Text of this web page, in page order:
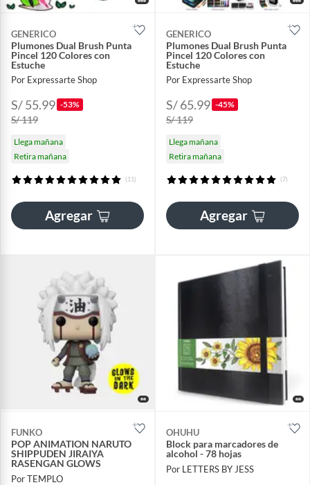
GENERICO
Plumones Dual Brush Punta
Pincel 120 Colores con
Estuche
Por Expressarte Shop
S/ 55.99 -53%
S/ 119
Llega mañana
Retira mañana
(11)
Agregar
GENERICO
Plumones Dual Brush Punta
Pincel 120 Colores con
Estuche
Por Expressarte Shop
S/ 65.99 -45%
S/ 119
Llega mañana
Retira mañana
(7)
Agregar
FUNKO
POP ANIMATION NARUTO
SHIPPUDEN JIRAIYA
RASENGAN GLOWS
Por TEMPLO
OHUHU
Block para marcadores de
alcohol - 78 hojas
Por LETTERS BY JESS